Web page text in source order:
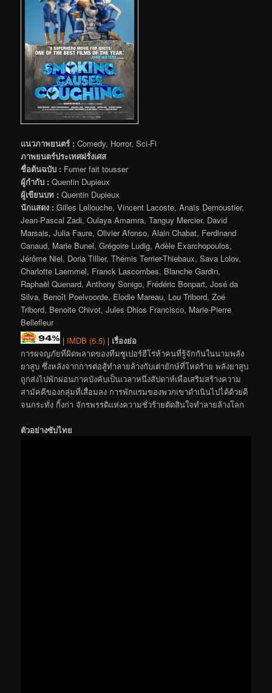
แนวภาพยนตร์ : Comedy, Horror, Sci-Fi
ภาพยนตร์ประเทศฝรั่งเศส
ชื่อต้นฉบับ : Fumer fait tousser
ผู้กำกับ : Quentin Dupieux
ผู้เขียนบท : Quentin Dupieux
นักแสดง : Gilles Lellouche, Vincent Lacoste, Anaïs Demoustier,
Jean-Pascal Zadi, Oulaya Amamra, Tanguy Mercier, David
Marsais, Julia Faure, Olivier Afonso, Alain Chabat, Ferdinand
Canaud, Marie Bunel, Grégoire Ludig, Adèle Exarchopoulos,
Jérôme Niel, Doria Tillier, Thémis Terrier-Thiebaux, Sava Lolov,
Charlotte Laemmel, Franck Lascombes, Blanche Gardin,
Raphaël Quenard, Anthony Sonigo, Frédéric Bonpart, José da
Silva, Benoît Poelvoorde, Elodie Mareau, Lou Tribord, Zoé
Tribord, Benoite Chivot, Jules Dhios Francisco, Marie-Pierre
Bellefleur
| IMDB (6.5) | เรื่องย่อ
การผจญภัยที่ผิดพลาดของทีมซูเปอร์ฮีโร่ห้าคนที่รู้จักกันในนามพลัง
ยาสูบ ซึ่งหลังจากการต่อสู้ทำลายล้างกับเต่ายักษ์ที่โหดร้าย พลังยาสูบ
ถูกส่งไปพักผ่อนภาคบังคับเป็นเวลาหนึ่งสัปดาห์เพื่อเสริมสร้างความ
สามัคคีของกลุ่มที่เสื่อมลง การพักแรมของพวกเขาดำเนินไปได้ด้วยดี
จนกระทั่ง กิ้งก่า จักรพรรดิแห่งความชั่วร้ายตัดสินใจทำลายล้างโลก
ตัวอย่างซับไทย